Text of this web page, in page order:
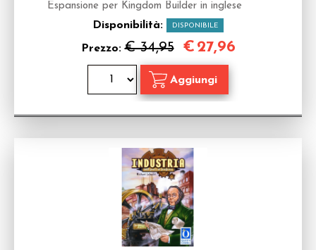
Espansione per Kingdom Builder in inglese
Disponibilità: DISPONIBILE
Prezzo:€ 34,95 € 27,96